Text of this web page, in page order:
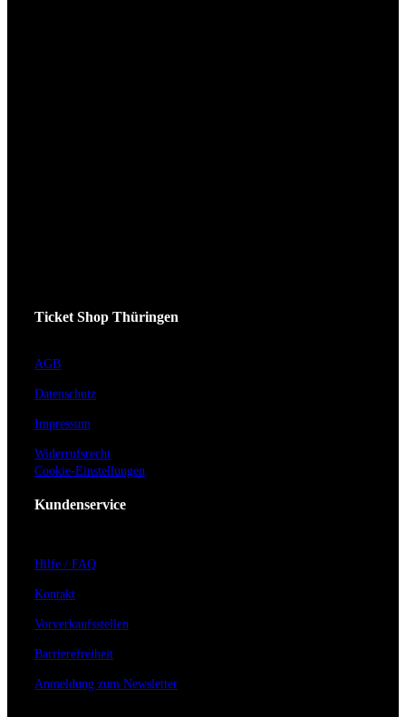
Ticket Shop Thüringen
AGB
Datenschutz
Impressum
Widerrufsrecht
Cookie-Einstellungen
Kundenservice
Hilfe / FAQ
Kontakt
Vorverkaufsstellen
Barrierefreiheit
Anmeldung zum Newsletter